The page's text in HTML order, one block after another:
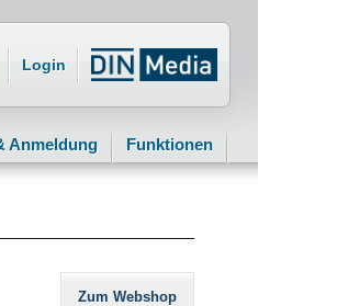
Login
Anmeldung Funktionen
Zum Webshop